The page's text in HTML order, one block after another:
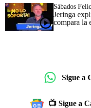
Sábados
Jeringa
compara la
Sigue a
📺 Sigue a